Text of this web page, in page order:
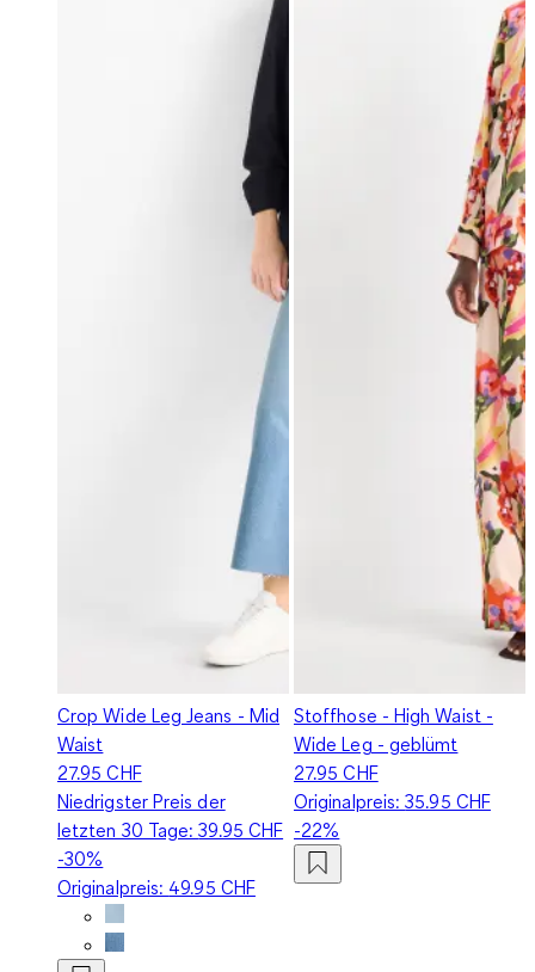
Crop Wide Leg Jeans - Mid
Waist
27.95 CHF
Niedrigster Preis der
letzten 30 Tage:39.95 CHF
-30%
Originalpreis: 49.95 CHF
Stoffhose - High Waist -
Wide Leg - geblümt
27.95 CHF
Originalpreis:35.95 CHF
-22%